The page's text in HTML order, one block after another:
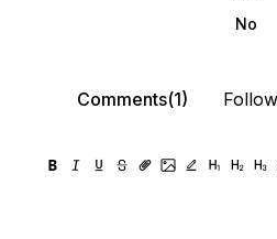
No
Comments(1)